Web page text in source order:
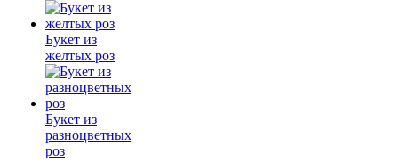
Букет из
желтых роз
Букет из
разноцветных
роз